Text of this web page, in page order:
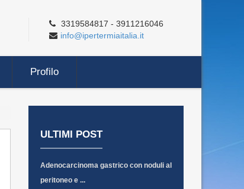
3319584817 - 3911216046
info@ipertermiaitalia.it
Profilo
ULTIMI POST
Adenocarcinoma gastrico con noduli al
peritoneo e ...